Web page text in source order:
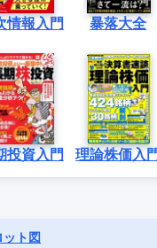
情報入門 暴落大全
投資入門 理論株価入
ト図